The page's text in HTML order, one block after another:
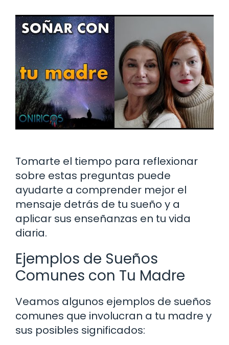
Tomarte el tiempo para reflexionar
sobre estas preguntas puede
ayudarte a comprender mejor el
mensaje detrás de tu sueño y a
aplicar sus enseñanzas en tu vida
diaria.
Ejemplos de Sueños
Comunes con Tu Madre
Veamos algunos ejemplos de sueños
comunes que involucran a tu madre y
sus posibles significados: